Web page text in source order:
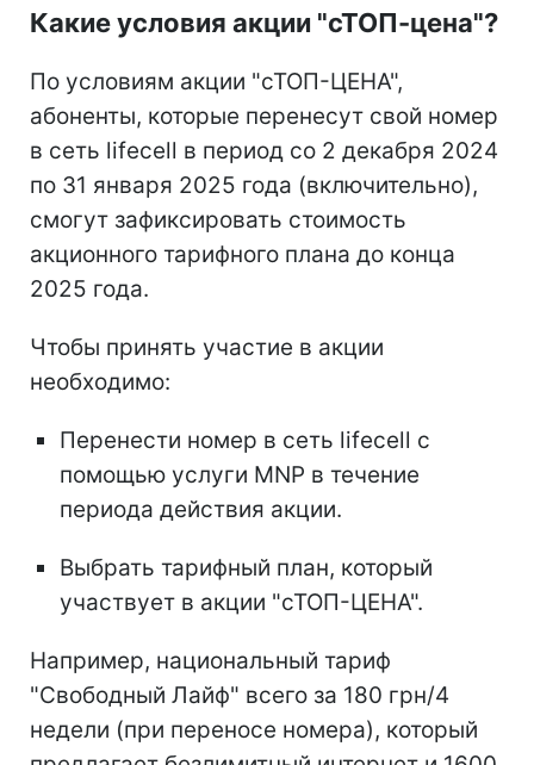
Какие условия акции "сТОП-цена"?
По условиям акции "сТОП-ЦЕНА",
абоненты, которые перенесут свой номер
в сеть lifecell в период со 2 декабря 2024
по 31 января 2025 года (включительно),
смогут зафиксировать стоимость
акционного тарифного плана до конца
2025 года.
Чтобы принять участие в акции
необходимо:
Перенести номер в сеть lifecell с
помощью услуги MNP в течение
периода действия акции.
Выбрать тарифный план, который
участвует в акции "сТОП-ЦЕНА".
Например, национальный тариф
"Свободный Лайф" всего за 180 грн/4
недели (при переносе номера), который